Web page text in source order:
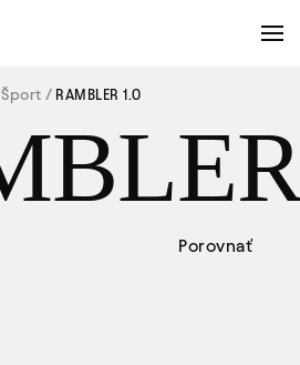
Šport RAMBLER 1.0
Porovnať